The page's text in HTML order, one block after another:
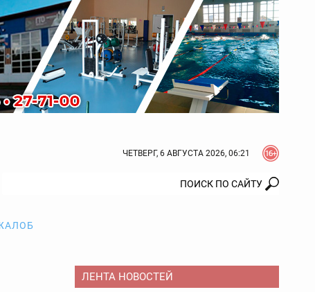
ЧЕТВЕРГ, 6 АВГУСТА 2026, 06:21
ЛЕНТА НОВОСТЕЙ